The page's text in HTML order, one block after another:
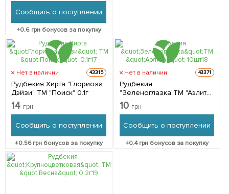
Сообщить о поступлении
+0.6 грн бонусов за покупку
Нет в наличии 43315
Рудбекия Хирта "Глориоза
Дэйзи" ТМ "Поиск" 0.1г
14 грн
Сообщить о поступлении
+0.56грн бонусов за покупку
Нет в наличии 43371
Рудбекия
"Зеленоглазка"ТМ "Аэлита"
10шт
10 грн
Сообщить о поступлении
+0.4грн бонусов за покупку